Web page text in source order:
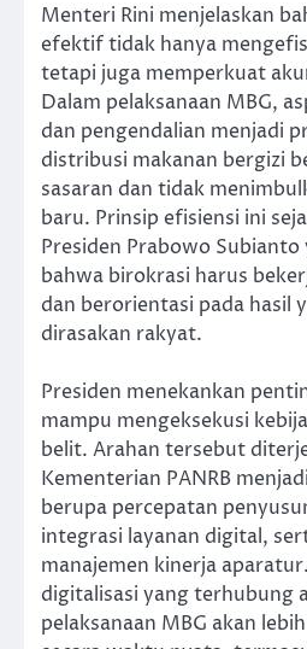
Menteri Rini menjelaskan
efektif tidak hanya
tetapi juga memperkuat
Dalam pelaksanaan MBG,
dan pengendalian menjadi
distribusi makanan bergizi
sasaran dan tidak
baru. Prinsip efisiensi ini
Presiden Prabowo Subianto
bahwa birokrasi harus
dan berorientasi pada hasil
dirasakan rakyat.
Presiden menekankan
mampu mengeksekusi
belit. Arahan tersebut
Kementerian PANRB
berupa percepatan
integrasi layanan digital,
manajemen kinerja
digitalisasi yang terhubung
pelaksanaan MBG akan